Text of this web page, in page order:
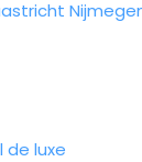
de luxe